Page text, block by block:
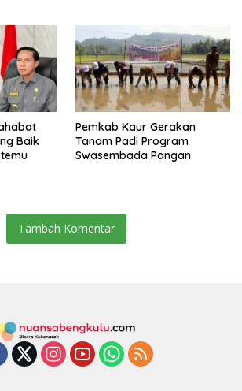
Baik
Pemkab Kaur Gerakan
Tanam Padi Program
Swasembada Pangan
Tambah Komentar